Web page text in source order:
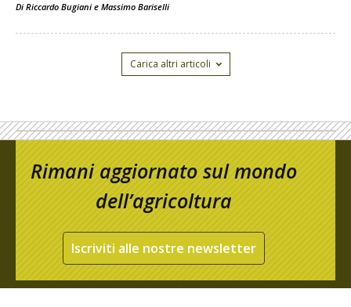
Di Riccardo Bugiani e Massimo Bariselli
Carica altri articoli
Rimani aggiornato sul mondo
dell’agricoltura
Iscriviti alle nostre newsletter